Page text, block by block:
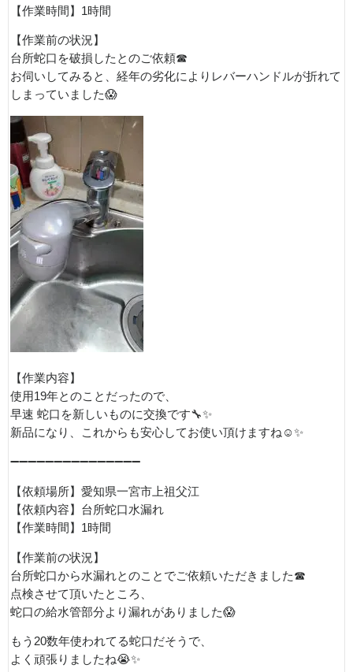
【作業時間】1時間
【作業前の状況】
台所蛇口を破損したとのご依頼☎
お伺いしてみると、経年の劣化によりレバーハンドルが折れて
しまっていました😱
【作業内容】
使用19年とのことだったので、
早速 蛇口を新しいものに交換です🔧✨
新品になり、これからも安心してお使い頂けますね☺✨
➖➖➖➖➖➖➖➖➖➖➖➖➖➖➖
【依頼場所】愛知県一宮市上祖父江
【依頼内容】台所蛇口水漏れ
【作業時間】1時間
【作業前の状況】
台所蛇口から水漏れとのことでご依頼いただきました☎
点検させて頂いたところ、
蛇口の給水管部分より漏れがありました😱
もう20数年使われてる蛇口だそうで、
よく頑張りましたね😭✨